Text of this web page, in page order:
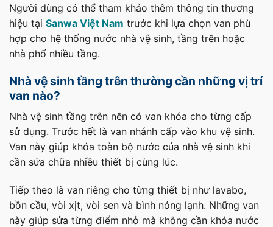
Người dùng có thể tham khảo thêm thông tin thương
hiệu tại Sanwa Việt Nam trước khi lựa chọn van phù
hợp cho hệ thống nước nhà vệ sinh, tầng trên hoặc
nhà phố nhiều tầng.
Nhà vệ sinh tầng trên thường cần những vị trí
van nào?
Nhà vệ sinh tầng trên nên có van khóa cho từng cấp
sử dụng. Trước hết là van nhánh cấp vào khu vệ sinh.
Van này giúp khóa toàn bộ nước của nhà vệ sinh khi
cần sửa chữa nhiều thiết bị cùng lúc.
Tiếp theo là van riêng cho từng thiết bị như lavabo,
bồn cầu, vòi xịt, vòi sen và bình nóng lạnh. Những van
này giúp sửa từng điểm nhỏ mà không cần khóa nước